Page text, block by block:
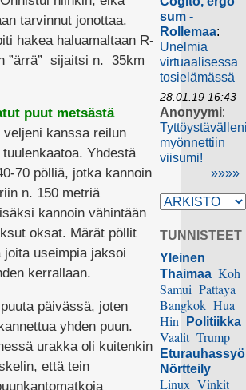
tarvinnut jonottaa.
hakea haluamaltaan R-
”ärrä” sijaitsi n. 35km
puut metsästä
veljeni kanssa reilun
Yhdestä
70 pölliä, jotka kannoin
n. 150 metriä
kannoin vähintään
oksat. Märät pöllit
joita useimpia jaksoi
kerrallaan.
päivässä, joten
yhden puun.
urakka oli kuitenkin
että tein
sum -
Rollemaa:
Unelmia
virtuaalisessa
tosielämässä
28.01.19 16:43
Anonyymi:
myönnettiin
viisumi!
»»»»
TUNNISTEET
Yleinen
Thaimaa Koh
Samui Pattaya
Bangkok Hua
Hin
Politiikka
Vaalit Trump
Nörtteily
Linux Vinkit